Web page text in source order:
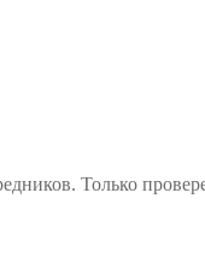
Только